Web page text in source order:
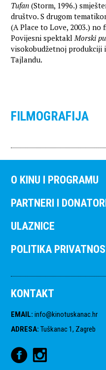
Tufan (Storm, 1996.)
društvo. S drugom
(A Place to Love, 2003.) no
Povijesni spektaklMorski
visokobudžetnoj produkciji
Tajlandu.
FILMOGRAFIJA
O KINU I PROGRAMU
PARTNERI I
ULAZNICE
POLITIKA
KONTAKT
EMAIL: info@kinotuskanac.hr
ADRESA: Tuškanac 1, Zagreb